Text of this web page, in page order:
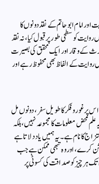
امام ابوحاتم کے نقد دونوں کا
کو سطحی طور پر قبول کیا، نہ نقد
کے وقار اور ایک محقق کی بصیرت
روایت کے الفاظ بھی محفوظ رہے اور
پر غور و فکر کا طویل سفر، دونوں مل
محض معلومات کا مجموعہ نہیں، بلکہ
کا نام ہے۔ یہ ہمیں یاد دلاتا ہے
کرے، اور وہ تبھی ممکن ہے جب
ہر چیز کو صداقت کی کسوٹی پر